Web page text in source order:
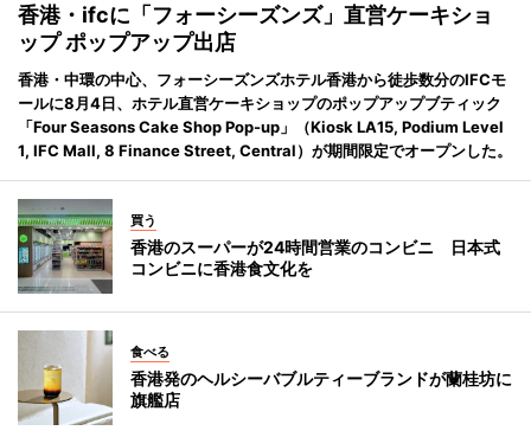
香港・ifcに「フォーシーズンズ」直営ケーキショ
ップ ポップアップ出店
香港・中環の中心、フォーシーズンズホテル香港から徒歩数分のIFCモ
ールに8月4日、ホテル直営ケーキショップのポップアップブティック
「Four Seasons Cake Shop Pop-up」（Kiosk LA15, Podium Level
1, IFC Mall, 8 Finance Street, Central）が期間限定でオープンした。
買う
香港のスーパーが24時間営業のコンビニ 日本式
コンビニに香港食文化を
食べる
香港発のヘルシーバブルティーブランドが蘭桂坊に
旗艦店